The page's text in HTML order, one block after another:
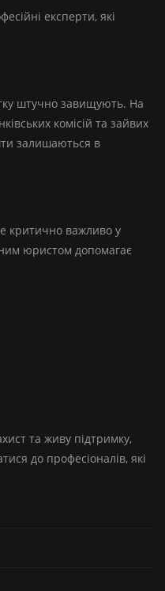
експерти, які
штучно завищують. На
комісій та зайвих
залишаються в
критично важливо у
юристом допомагає
та живу підтримку,
до професіоналів, які